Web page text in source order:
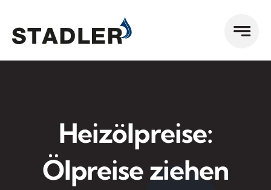
Inhalt
springen
Heizölpreise:
Ölpreise ziehen